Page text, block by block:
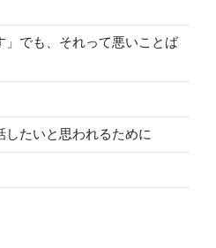
」でも、それって悪いことば
したいと思われるために